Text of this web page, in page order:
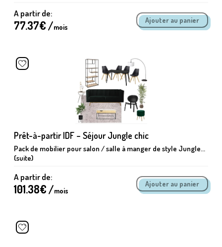
A partir de:
77.37€ /mois
Prêt-à-partir IDF – Séjour Jungle chic
Pack de mobilier pour salon / salle à manger de style Jungle...
(suite)
A partir de:
101.38€ /mois